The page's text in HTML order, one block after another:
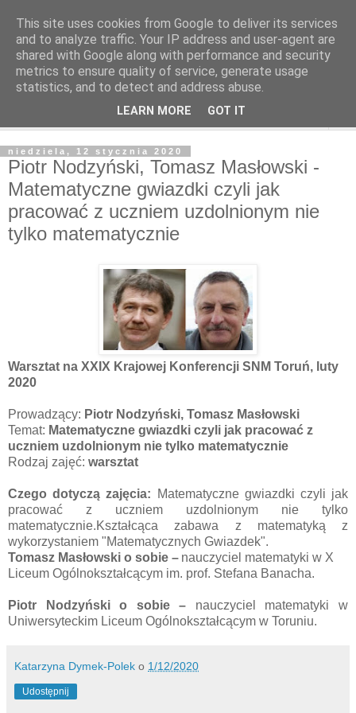
niedziela, 12 stycznia 2020
Piotr Nodzyński, Tomasz Masłowski -
Matematyczne gwiazdki czyli jak
pracować z uczniem uzdolnionym nie
tylko matematycznie
Warsztat na XXIX Krajowej Konferencji SNM Toruń, luty
2020
Prowadzący: Piotr Nodzyński, Tomasz Masłowski
Temat: Matematyczne gwiazdki czyli jak pracować z
uczniem uzdolnionym nie tylko matematycznie
Rodzaj zajęć: warsztat
Czego dotyczą zajęcia:
Matematyczne gwiazdki czyli jak
pracować z uczniem uzdolnionym nie tylko
matematycznie.Kształcąca zabawa z matematyką z
wykorzystaniem "Matematycznych Gwiazdek".
Tomasz Masłowski o sobie – nauczyciel matematyki w X
Liceum Ogólnokształcącym im. prof. Stefana Banacha.
Piotr Nodzyński o sobie – nauczyciel matematyki w
Uniwersyteckim Liceum Ogólnokształcącym w Toruniu.
Katarzyna Dymek-Polek o 1/12/2020
Udostępnij
This site uses cookies from Google to deliver its services
and to analyze traffic. Your IP address and user-agent are
shared with Google along with performance and security
metrics to ensure quality of service, generate usage
statistics, and to detect and address abuse.
LEARN MORE GOT IT